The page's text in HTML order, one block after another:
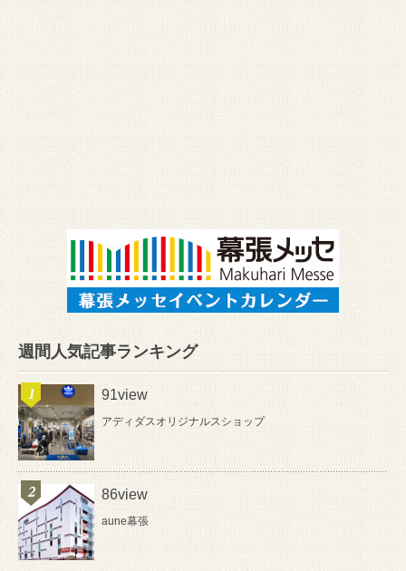
週間人気記事ランキング
91view
アディダスオリジナルスショップ
86view
aune幕張